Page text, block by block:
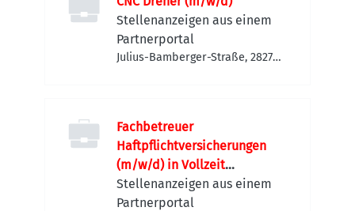
Stellenanzeigen aus einem
Partnerportal
Julius-Bamberger-Straße, 28279
Fachbetreuer
Haftpflichtversicherungen
(m/w/d) in Vollzeit
(40h/Woche)
Stellenanzeigen aus einem
Partnerportal